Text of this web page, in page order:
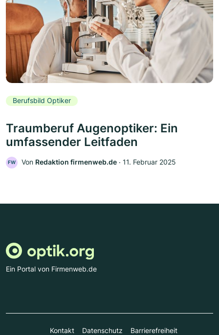
Berufsbild Optiker
Traumberuf Augenoptiker: Ein
umfassender Leitfaden
FW Von Redaktion firmenweb.de ‧ 11. Februar 2025
Ein Portal von Firmenweb.de
Kontakt Datenschutz Barrierefreiheit